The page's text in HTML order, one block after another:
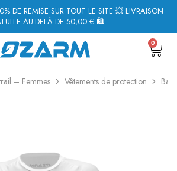
DE REMISE SUR TOUT LE SITE 💥 LIVRAISON
AU-DELÀ DE 50,00 € 🛍
0
– Femmes Vêtements de protection